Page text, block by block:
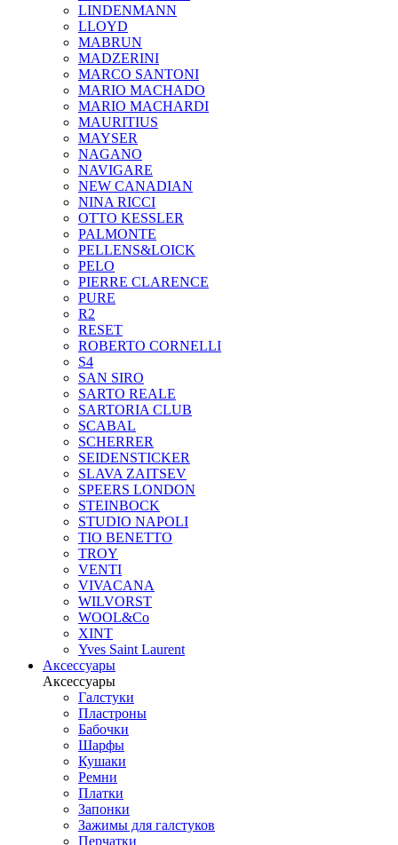
LINDENMANN
LLOYD
MABRUN
MADZERINI
MARCO SANTONI
MARIO MACHADO
MARIO MACHARDI
MAURITIUS
MAYSER
NAGANO
NAVIGARE
NEW CANADIAN
NINA RICCI
OTTO KESSLER
PALMONTE
PELLENS&LOICK
PELO
PIERRE CLARENCE
PURE
R2
RESET
ROBERTO CORNELLI
S4
SAN SIRO
SARTO REALE
SARTORIA CLUB
SCABAL
SCHERRER
SEIDENSTICKER
SLAVA ZAITSEV
SPEERS LONDON
STEINBOCK
STUDIO NAPOLI
TIO BENETTO
TROY
VENTI
VIVACANA
WILVORST
WOOL&Co
XINT
Yves Saint Laurent
Аксессуары
Аксессуары
Галстуки
Пластроны
Бабочки
Шарфы
Кушаки
Ремни
Платки
Запонки
Зажимы для галстуков
Перчатки